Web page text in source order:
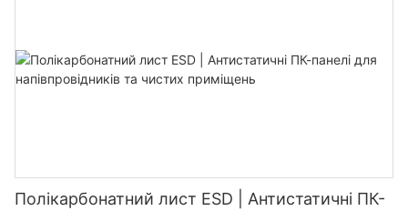
Полікарбонатний лист ESD | Антистатичні ПК-